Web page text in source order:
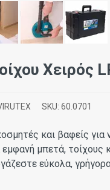
Χειρός
SKU: 60.0701
και βαφείς
μπετά, τοίχους
εύκολα,